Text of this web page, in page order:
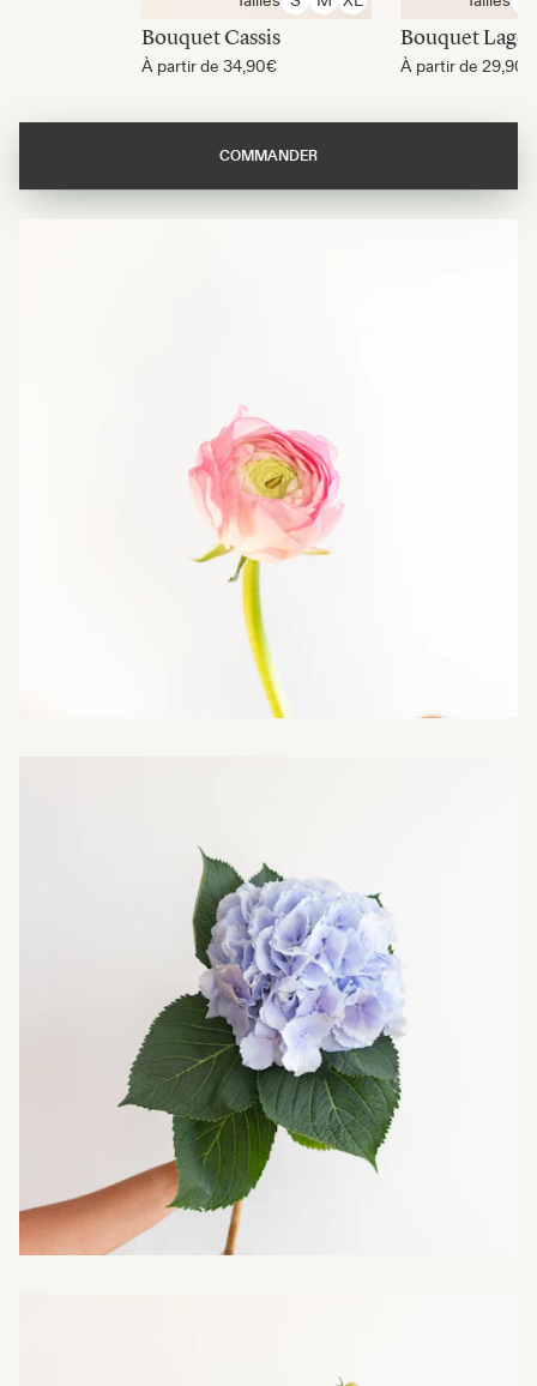
Bouquet Cassis
À partir de 34,90€
Bouquet Lago
À partir de 29,90€
COMMANDER